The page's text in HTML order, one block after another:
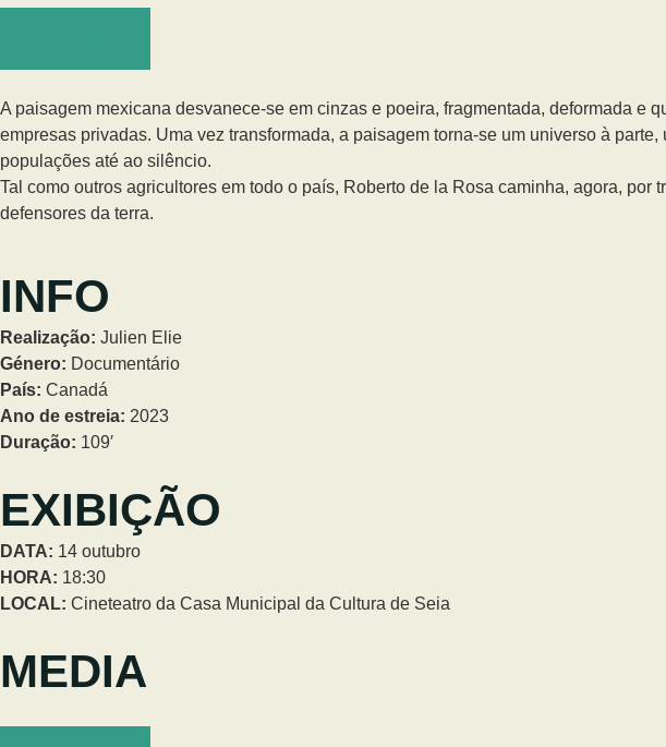
A paisagem mexicana desvanece-se em cinzas e poeira, fragmentada, deformada e
empresas privadas. Uma vez transformada, a paisagem torna-se um universo à
populações até ao silêncio.
Tal como outros agricultores em todo o país, Roberto de la Rosa caminha, agora,
defensores da terra.
INFO
Realização: Julien Elie
Género: Documentário
País: Canadá
Ano de estreia: 2023
Duração: 109′
EXIBIÇÃO
DATA: 14 outubro
HORA: 18:30
LOCAL: Cineteatro da Casa Municipal da Cultura de Seia
MEDIA